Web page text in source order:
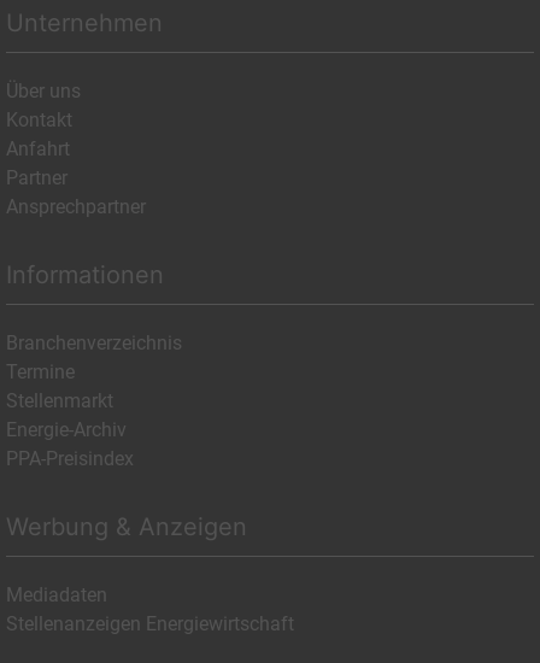
Unternehmen
Über uns
Kontakt
Anfahrt
Partner
Ansprechpartner
Informationen
Branchenverzeichnis
Termine
Stellenmarkt
Energie-Archiv
PPA-Preisindex
Werbung & Anzeigen
Mediadaten
Stellenanzeigen Energiewirtschaft